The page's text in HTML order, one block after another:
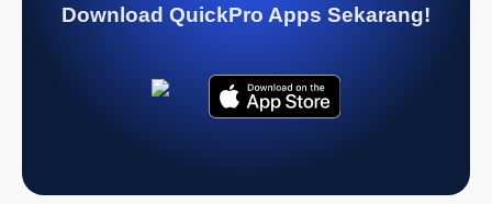
Download QuickPro Apps Sekarang!